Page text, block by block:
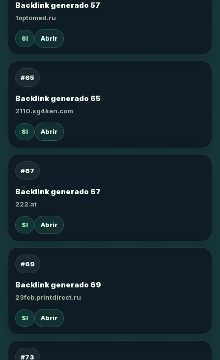
Backlink generado 57
1optomed.ru
SI Abrir
#65
Backlink generado 65
2110.xg4ken.com
SI Abrir
#67
Backlink generado 67
222.at
SI Abrir
#69
Backlink generado 69
23feb.printdirect.ru
SI Abrir
#73